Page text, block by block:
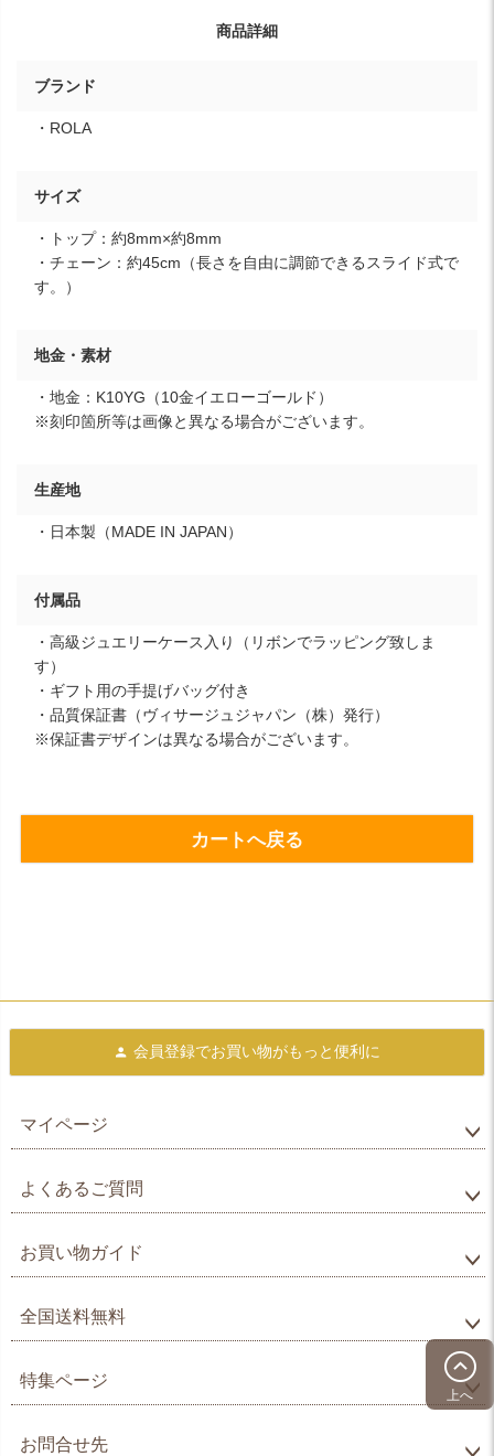
商品詳細
ブランド
・ROLA
サイズ
・トップ：約8mm×約8mm
・チェーン：約45cm（長さを自由に調節できるスライド式で
す。）
地金・素材
・地金：K10YG（10金イエローゴールド）
※刻印箇所等は画像と異なる場合がございます。
生産地
・日本製（MADE IN JAPAN）
付属品
・高級ジュエリーケース入り（リボンでラッピング致しま
す）
・ギフト用の手提げバッグ付き
・品質保証書（ヴィサージュジャパン（株）発行）
※保証書デザインは異なる場合がございます。
カートへ戻る
上へ
会員登録でお買い物がもっと便利に
マイページ
よくあるご質問
お買い物ガイド
全国送料無料
特集ページ
お問合せ先